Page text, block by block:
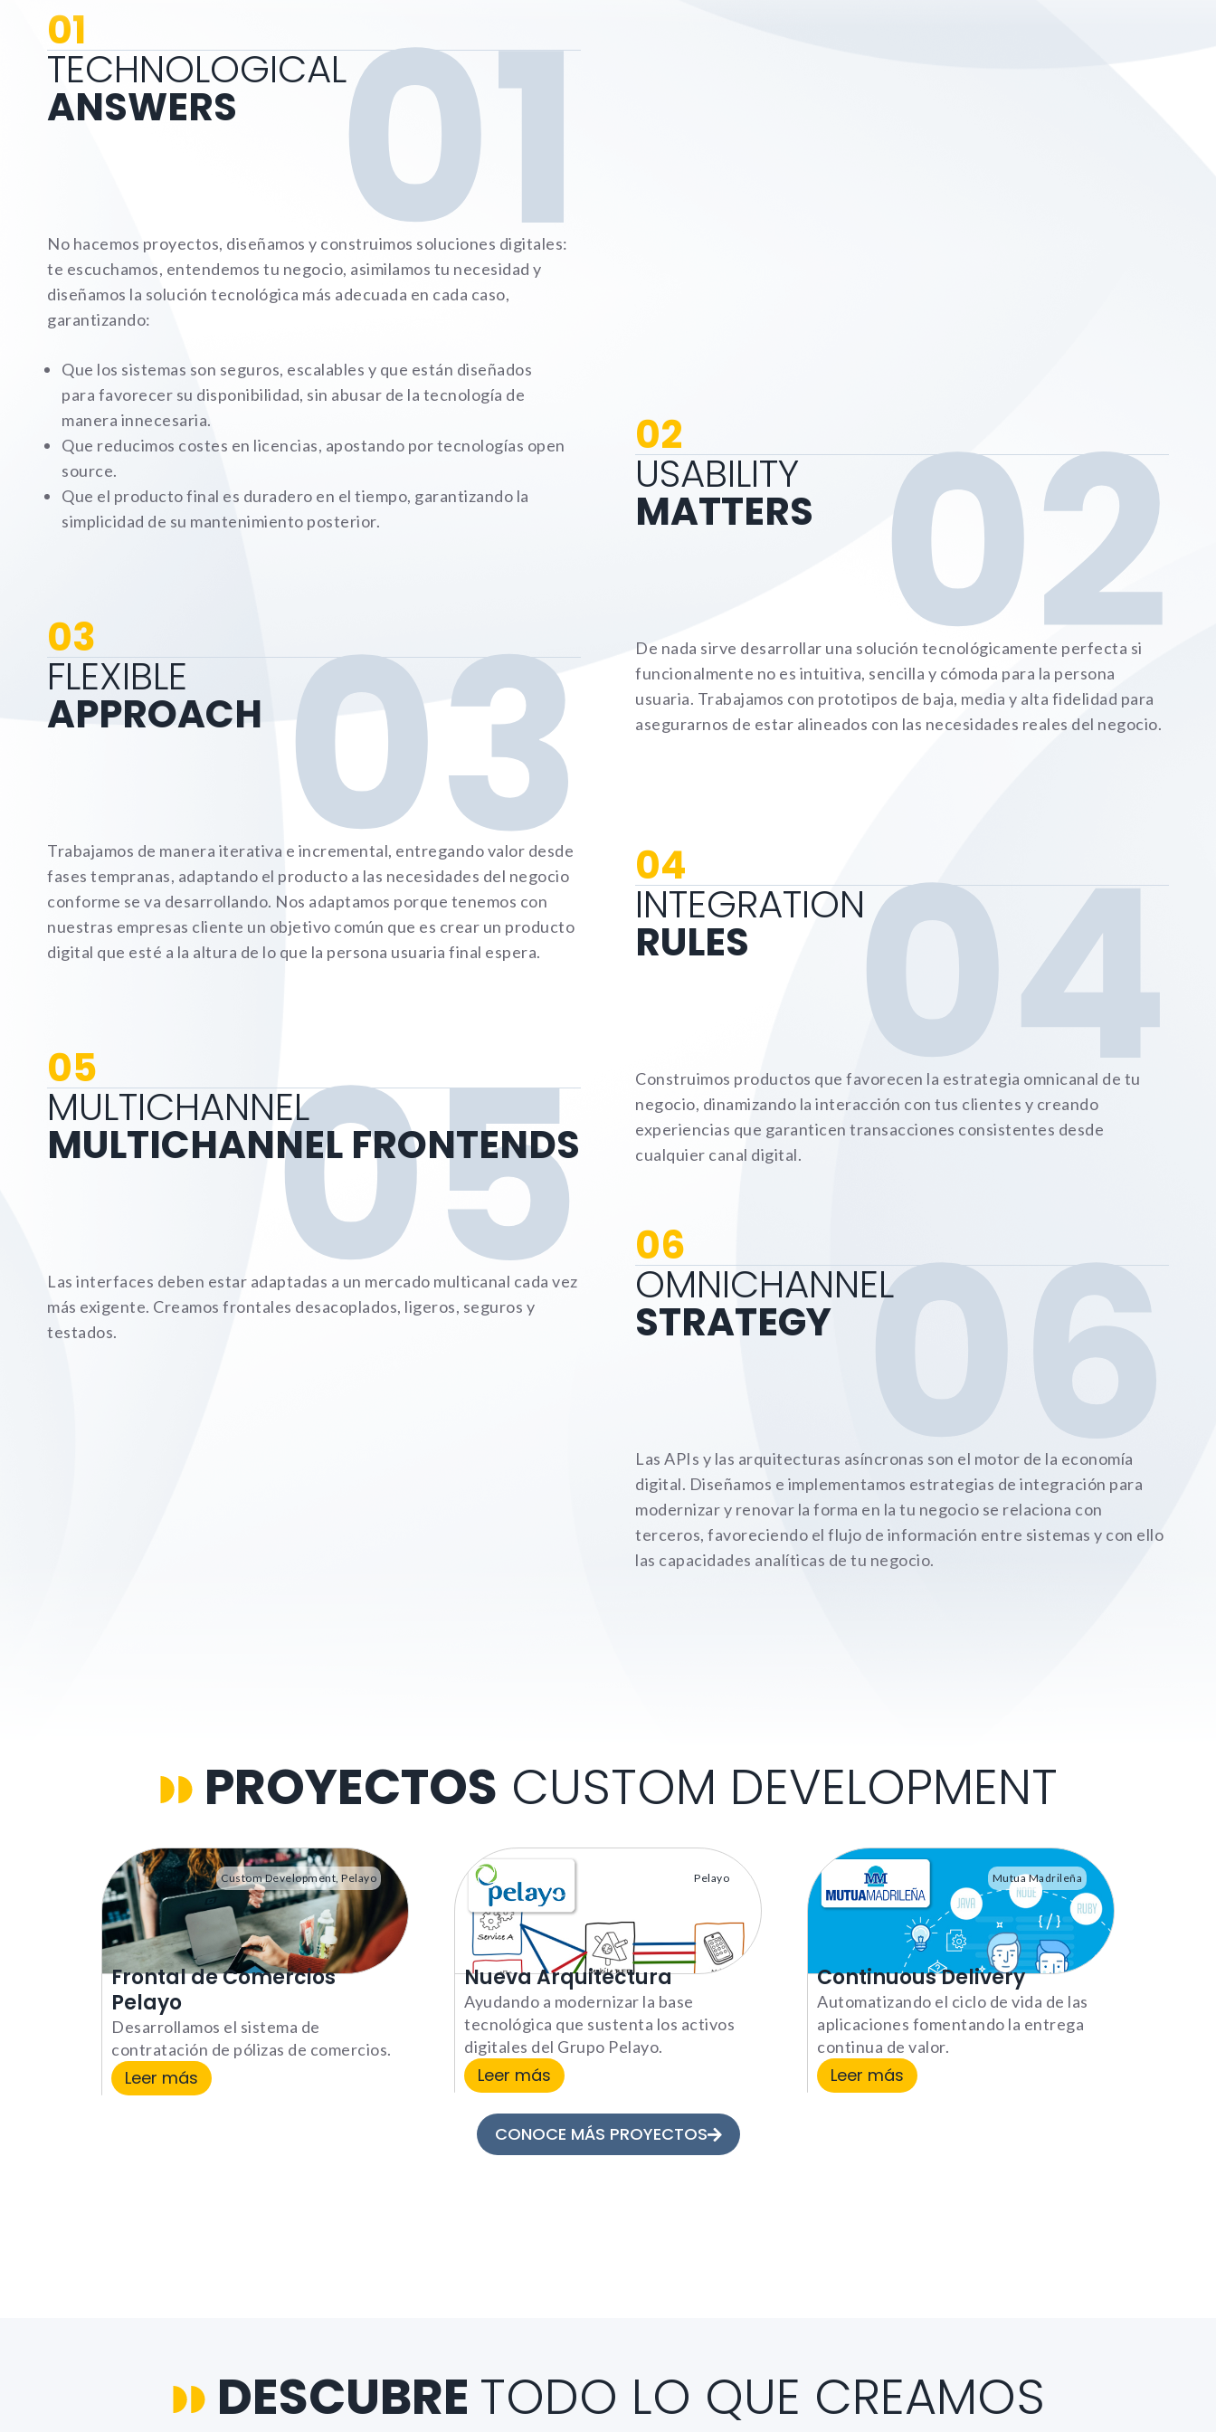
01
TECHNOLOGICAL
ANSWERS 01
No hacemos proyectos, diseñamos y construimos soluciones digitales:
te escuchamos, entendemos tu negocio, asimilamos tu necesidad y
diseñamos la solución tecnológica más adecuada en cada caso,
garantizando:
Que los sistemas son seguros, escalables y que están diseñados
para favorecer su disponibilidad, sin abusar de la tecnología de
manera innecesaria.
Que reducimos costes en licencias, apostando por tecnologías open
source.
Que el producto final es duradero en el tiempo, garantizando la
simplicidad de su mantenimiento posterior.
02
USABILITY
MATTERS 02
De nada sirve desarrollar una solución tecnológicamente perfecta si
funcionalmente no es intuitiva, sencilla y cómoda para la persona
usuaria. Trabajamos con prototipos de baja, media y alta fidelidad para
asegurarnos de estar alineados con las necesidades reales del negocio.
03
FLEXIBLE
APPROACH 03
Trabajamos de manera iterativa e incremental, entregando valor desde
fases tempranas, adaptando el producto a las necesidades del negocio
conforme se va desarrollando. Nos adaptamos porque tenemos con
nuestras empresas cliente un objetivo común que es crear un producto
digital que esté a la altura de lo que la persona usuaria final espera.
04
INTEGRATION
RULES 04
Construimos productos que favorecen la estrategia omnicanal de tu
negocio, dinamizando la interacción con tus clientes y creando
experiencias que garanticen transacciones consistentes desde
cualquier canal digital.
05
MULTICHANNEL
MULTICHANNEL FRONTENDS
05
Las interfaces deben estar adaptadas a un mercado multicanal cada vez
más exigente. Creamos frontales desacoplados, ligeros, seguros y
testados.
06
OMNICHANNEL
STRATEGY 06
Las APIs y las arquitecturas asíncronas son el motor de la economía
digital. Diseñamos e implementamos estrategias de integración para
modernizar y renovar la forma en la tu negocio se relaciona con
terceros, favoreciendo el flujo de información entre sistemas y con ello
las capacidades analíticas de tu negocio.
PROYECTOS CUSTOM DEVELOPMENT
Custom Development, Pelayo
Frontal de Comercios
Pelayo
Desarrollamos el sistema de
contratación de pólizas de comercios.
Leer más
Pelayo
Nueva Arquitectura
Ayudando a modernizar la base
tecnológica que sustenta los activos
digitales del Grupo Pelayo.
Leer más
Mutua Madrileña
Continuous Delivery
Automatizando el ciclo de vida de las
aplicaciones fomentando la entrega
continua de valor.
Leer más
CONOCE MÁS PROYECTOS
DESCUBRE TODO LO QUE CREAMOS
mejorar la
funcionalidad y
estructura de
la web, en
base a cómo la
usas.
Experience
Para que
funcione lo
funcionalidades
no se
mostrarán en
la web.
aumentas la
posibilidad de
ver contenido y
ofertas
personalizados.